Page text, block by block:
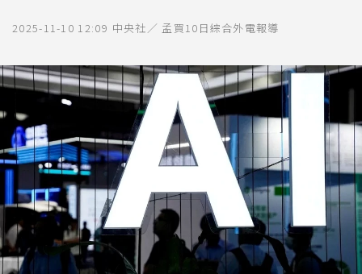
2025-11-10 12:09 中央社／ 孟買10日綜合外電報導